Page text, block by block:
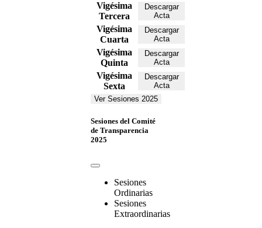
Vigésima
Tercera
Descargar
Acta
Vigésima
Cuarta
Descargar
Acta
Vigésima
Quinta
Descargar
Acta
Vigésima
Sexta
Descargar
Acta
Ver Sesiones 2025
Sesiones del Comité
de Transparencia
2025
Sesiones
Ordinarias
Sesiones
Extraordinarias